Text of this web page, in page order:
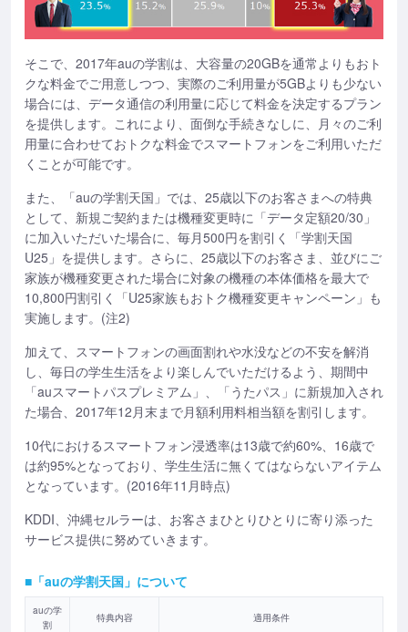
そこで、2017年auの学割は、大容量の20GBを通常よりもおト
クな料金でご用意しつつ、実際のご利用量が5GBよりも少ない
場合には、データ通信の利用量に応じて料金を決定するプラン
を提供します。これにより、面倒な手続きなしに、月々のご利
用量に合わせておトクな料金でスマートフォンをご利用いただ
くことが可能です。
また、「auの学割天国」では、25歳以下のお客さまへの特典
として、新規ご契約または機種変更時に「データ定額20/30」
に加入いただいた場合に、毎月500円を割引く「学割天国
U25」を提供します。さらに、25歳以下のお客さま、並びにご
家族が機種変更された場合に対象の機種の本体価格を最大で
10,800円割引く「U25家族もおトク機種変更キャンペーン」も
実施します。(注2)
加えて、スマートフォンの画面割れや水没などの不安を解消
し、毎日の学生生活をより楽しんでいただけるよう、期間中
「auスマートパスプレミアム」、「うたパス」に新規加入され
た場合、2017年12月末まで月額利用料相当額を割引します。
10代におけるスマートフォン浸透率は13歳で約60%、16歳で
は約95%となっており、学生生活に無くてはならないアイテム
となっています。(2016年11月時点)
KDDI、沖縄セルラーは、お客さまひとりひとりに寄り添った
サービス提供に努めていきます。
■「auの学割天国」について
auの学
割
特典内容 適用条件